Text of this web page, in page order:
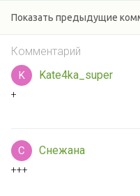
Показать предыдущие
Комментарий
K Kate4ka_super
+
С Снежана
+++